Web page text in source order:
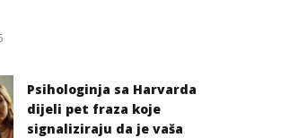
Psihologinja sa Harvarda
dijeli pet fraza koje
signaliziraju da je vaša